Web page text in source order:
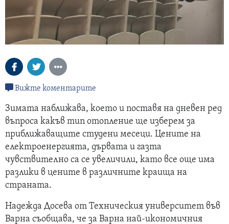
Вижте коментарите
Зимата наближава, което и поставя на дневен ред
въпроса какъв тип отопление ще изберем за
приближаващите студени месеци. Цените на
електроенергията, дървата и газта
чувствително са се увеличили, като все още има
разлики в цените в различните краища на
страната.
Надежда Досева от Техническия университет във
Варна съобщава, че за Варна най-икономичния